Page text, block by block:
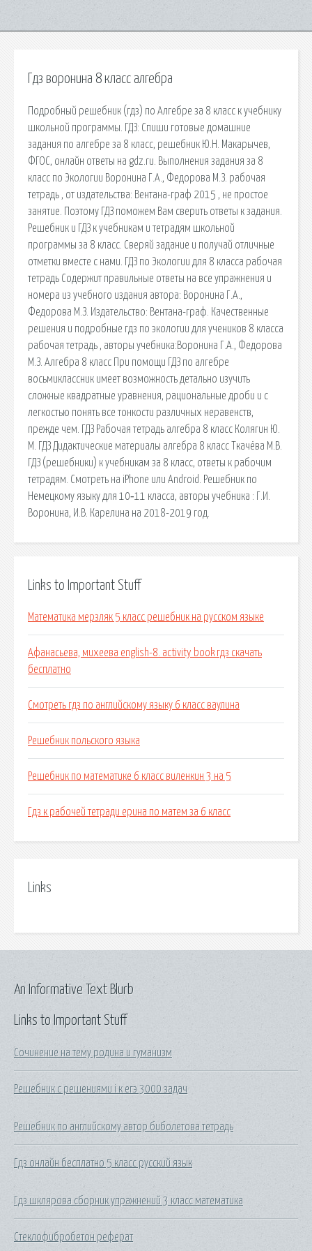
Гдз воронина 8 класс алгебра
Подробный решебник (гдз) по Алгебре за 8 класс к учебнику
школьной программы. ГДЗ: Спиши готовые домашние
задания по алгебре за 8 класс, решебник Ю.Н. Макарычев,
ФГОС, онлайн ответы на gdz.ru. Выполнения задания за 8
класс по Экологии Воронина Г.А., Федорова М.З. рабочая
тетрадь , от издательства: Вентана-граф 2015 , не простое
занятие. Поэтому ГДЗ поможем Вам сверить ответы к задания.
Решебник и ГДЗ к учебникам и тетрадям школьной
программы за 8 класс. Сверяй задание и получай отличные
отметки вместе с нами. ГДЗ по Экологии для 8 класса рабочая
тетрадь Содержит правильные ответы на все упражнения и
номера из учебного издания автора: Воронина Г.А.,
Федорова М.З. Издательство: Вентана-граф. Качественные
решения и подробные гдз по экологии для учеников 8 класса
рабочая тетрадь , авторы учебника:Воронина Г.А., Федорова
М.З. Алгебра 8 класс При помощи ГДЗ по алгебре
восьмиклассник имеет возможность детально изучить
сложные квадратные уравнения, рациональные дроби и с
легкостью понять все тонкости различных неравенств,
прежде чем. ГДЗ Рабочая тетрадь алгебра 8 класс Колягин Ю.
М. ГДЗ Дидактические материалы алгебра 8 класс Ткачёва М.В.
ГДЗ (решебники) к учебникам за 8 класс, ответы к рабочим
тетрадям. Смотреть на iPhone или Android. Решебник по
Немецкому языку для 10‐11 класса, авторы учебника : Г.И.
Воронина, И.В. Карелина на 2018-2019 год.
Links to Important Stuff
Математика мерзляк 5 класс решебник на русском языке
Афанасьева, михеева english-8. activity book гдз скачать
бесплатно
Смотреть гдз по английскому языку 6 класс ваулина
Решебник польского языка
Решебник по математике 6 класс виленкин 3 на 5
Гдз к рабочей тетради ерина по матем за 6 класс
Links
Links to Important Stuff
Сочинение на тему родина и гуманизм
Решебник с решениями i к егэ 3000 задач
Решебник по английскому автор биболетова тетрадь
Гдз онлайн бесплатно 5 класс русский язык
Гдз шклярова сборник упражнений 3 класс математика
Стеклофибробетон реферат
An Informative Text Blurb